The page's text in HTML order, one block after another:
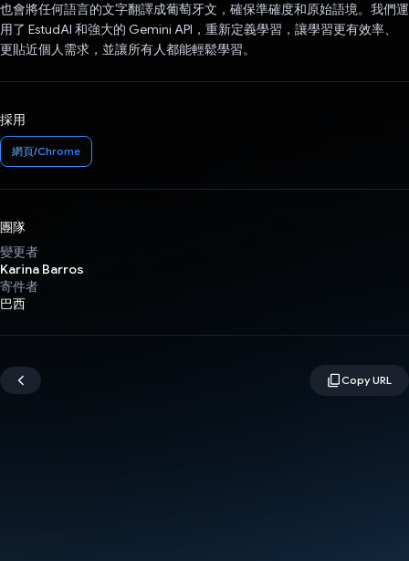
也會將任何語言的文字翻譯成葡萄牙文，確保準確度和原始語境。我們運
用了 EstudAI 和強大的 Gemini API，重新定義學習，讓學習更有效率、
更貼近個人需求，並讓所有人都能輕鬆學習。
採用
網頁/Chrome
團隊
變更者
Karina Barros
寄件者
巴西